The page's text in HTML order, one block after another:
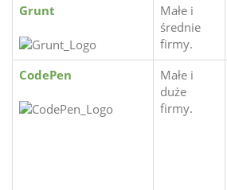
Grunt
Małe i
średnie
firmy.
CodePen
Małe i
duże
firmy.